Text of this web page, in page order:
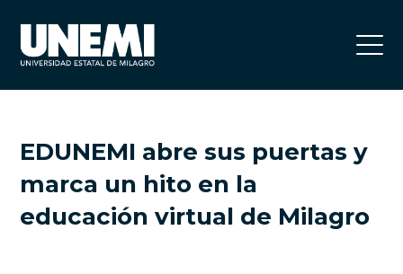
EDUNEMI abre sus puertas y
marca un hito en la
educación virtual de Milagro